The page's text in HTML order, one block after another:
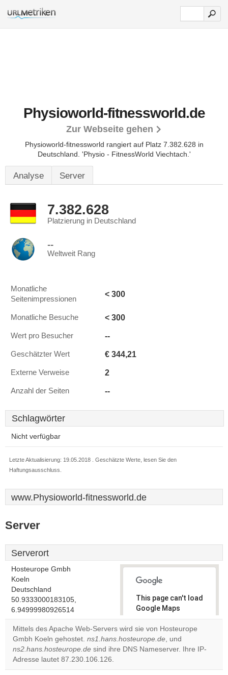
Physioworld-fitnessworld.de
Zur Webseite gehen
Physioworld-fitnessworld rangiert auf Platz 7.382.628 in
Deutschland. 'Physio - FitnessWorld Viechtach.'
Analyse Server
7.382.628
Platzierung in Deutschland
--
Weltweit Rang
Monatliche
Seitenimpressionen
< 300
Monatliche Besuche < 300
Wert pro Besucher --
Geschätzter Wert € 344,21
Externe Verweise 2
Anzahl der Seiten --
Schlagwörter
Nicht verfügbar
Letzte Aktualisierung: 19.05.2018 . Geschätzte Werte, lesen Sie den
Haftungsausschluss.
www.Physioworld-fitnessworld.de
Server
Serverort
Hosteurope Gmbh
Koeln
Deutschland
50.9333000183105,
6.94999980926514
This page can't load
Google Maps
correctly.
Do you
own this
OK
Mittels des Apache Web-Servers wird sie von Hosteurope
Gmbh Koeln gehostet. ns1.hans.hosteurope.de, und
ns2.hans.hosteurope.de sind ihre DNS Nameserver. Ihre IP-
Adresse lautet 87.230.106.126.